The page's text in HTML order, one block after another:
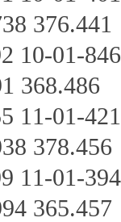
376.441
10-01-
368.486
11-01-
378.456
11-01-
365.457